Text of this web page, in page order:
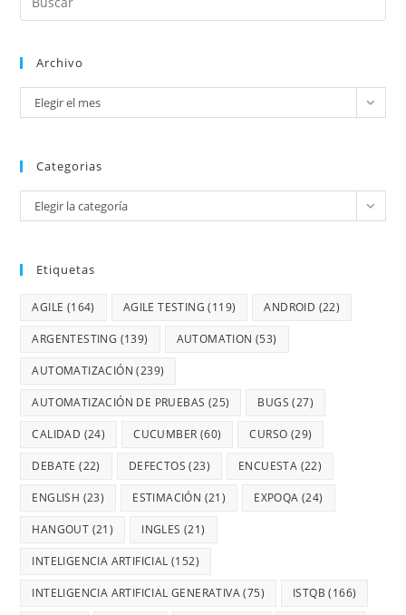
Archivo
Elegir el mes
Categorias
Elegir la categoría
Etiquetas
AGILE (164) AGILE TESTING (119) ANDROID (22)
ARGENTESTING (139) AUTOMATION (53)
AUTOMATIZACIÓN (239)
AUTOMATIZACIÓN DE PRUEBAS (25) BUGS (27)
CALIDAD (24) CUCUMBER (60) CURSO (29)
DEBATE (22) DEFECTOS (23) ENCUESTA (22)
ENGLISH (23) ESTIMACIÓN (21) EXPOQA (24)
HANGOUT (21) INGLES (21)
INTELIGENCIA ARTIFICIAL (152)
INTELIGENCIA ARTIFICIAL GENERATIVA(75) ISTQB (166)